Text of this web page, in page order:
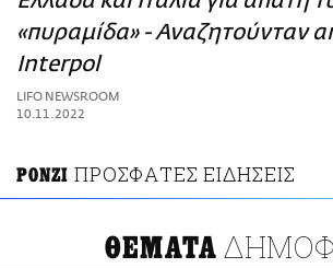
ΑΜΠΑ
PRINT
«πυραμίδα» - Αναζητούνταν
Interpol
LIFO NEWSROOM
10.11.2022
PONZI ΠΡΟΣΦΑΤΕΣ ΕΙΔΗΣΕΙΣ
ΘΕΜΑΤΑ